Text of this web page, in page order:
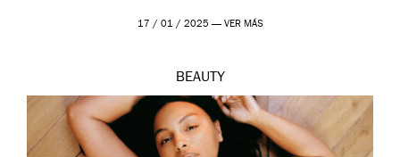
17 / 01 / 2025 — VER MÁS
BEAUTY